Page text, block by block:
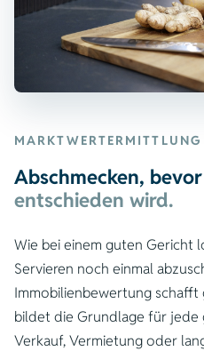
MARKTWERTERMITTLUNG
Abschmecken, bevor
entschieden wird.
Wie bei einem guten Gericht
Servieren noch einmal
Immobilienbewertung schafft
bildet die Grundlage für jede
Verkauf, Vermietung oder